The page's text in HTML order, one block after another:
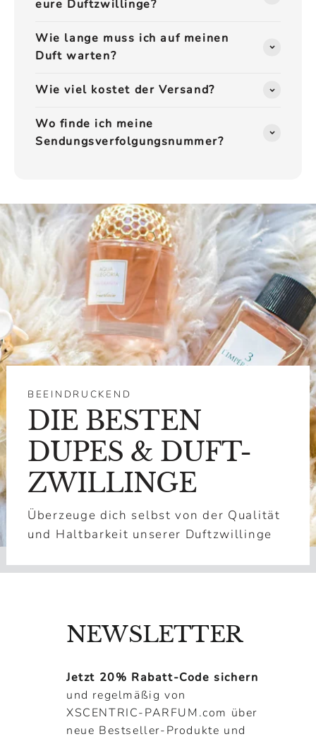
eure Duftzwillinge?
Wie lange muss ich auf meinen
Duft warten?
Wie viel kostet der Versand?
Wo finde ich meine
Sendungsverfolgungsnummer?
BEEINDRUCKEND
DIE BESTEN
DUPES & DUFT-
ZWILLINGE
Überzeuge dich selbst von der Qualität
und Haltbarkeit unserer Duftzwillinge
NEWSLETTER
Jetzt 20% Rabatt-Code sichern
und regelmäßig von
XSCENTRIC-PARFUM.com über
neue Bestseller-Produkte und